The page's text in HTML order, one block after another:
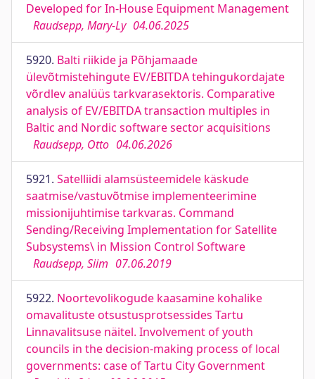
Developed for In-House Equipment Management
Raudsepp, Mary-Ly 04.06.2025
5920. Balti riikide ja Põhjamaade
ülevõtmistehingute EV/EBITDA tehingukordajate
võrdlev analüüs tarkvarasektoris. Comparative
analysis of EV/EBITDA transaction multiples in
Baltic and Nordic software sector acquisitions
Raudsepp, Otto 04.06.2026
5921. Satelliidi alamsüsteemidele käskude
saatmise/vastuvõtmise implementeerimine
missionijuhtimise tarkvaras. Command
Sending/Receiving Implementation for Satellite
Subsystems\ in Mission Control Software
Raudsepp, Siim 07.06.2019
5922. Noortevolikogude kaasamine kohalike
omavalituste otsustusprotsessides Tartu
Linnavalitsuse näitel. Involvement of youth
councils in the decision-making process of local
governments: case of Tartu City Government